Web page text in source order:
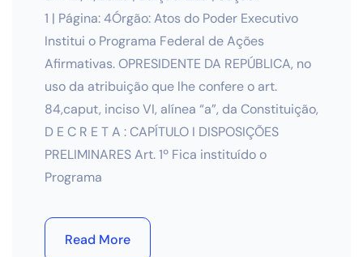
1 | Página: 4Órgão: Atos do Poder Executivo
Institui o Programa Federal de Ações
Afirmativas. OPRESIDENTE DA REPÚBLICA, no
uso da atribuição que lhe confere o art.
84,caput, inciso VI, alínea “a”, da Constituição,
D E C R E T A : CAPÍTULO I DISPOSIÇÕES
PRELIMINARES Art. 1º Fica instituído o
Programa
Read More